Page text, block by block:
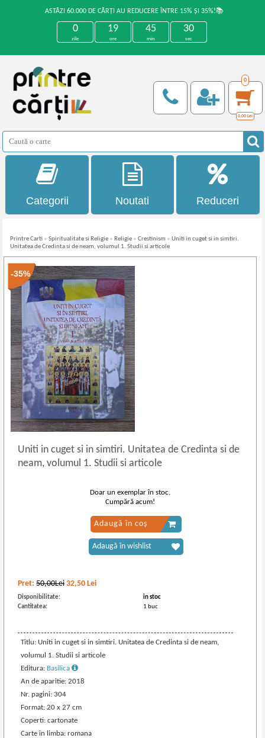
ASTĂZI 60.000 DE CĂRȚI AU REDUCERE ÎNTRE 15% ȘI 35%!📚
0
zile
19
ore
45
min
30
sec
0
0,00 Lei
Categorii Noutati Reduceri
Printre Carti »Spiritualitate si Religie » Religie »Crestinism »Uniti in cuget si in simtiri.
Unitatea de Credinta si de neam, volumul 1. Studii si articole
-35%
Uniti in cuget si in simtiri. Unitatea de Credinta si de
neam, volumul 1. Studii si articole
Pret:50,00Lei 32,50 Lei
Disponibilitate:
in stoc
Cantitatea:
1 buc
Titlu: Uniti in cuget si in simtiri. Unitatea de Credinta si de neam,
volumul 1. Studii si articole
Editura: Basilica
An de aparitie: 2018
Nr. pagini: 304
Format: 20 x 27 cm
Coperti: cartonate
Carte in limba: romana
Doar un exemplar în stoc.
Cumpără acum!
Adaugă în coș
Adaugă în wishlist